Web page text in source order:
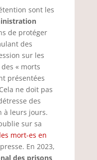
sont les
de protéger
des
sur les
« morts
présentées
ne doit pas
des
à leurs jours.
sur sa
mort-es en
En 2023,
des prisons